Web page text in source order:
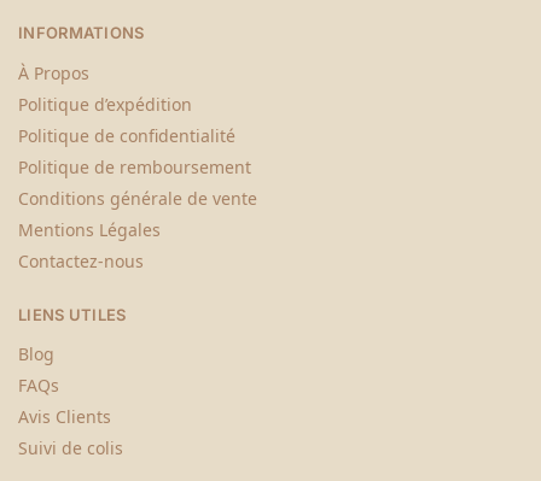
INFORMATIONS
À Propos
Politique d’expédition
Politique de confidentialité
Politique de remboursement
Conditions générale de vente
Mentions Légales
Contactez-nous
LIENS UTILES
Blog
FAQs
Avis Clients
Suivi de colis